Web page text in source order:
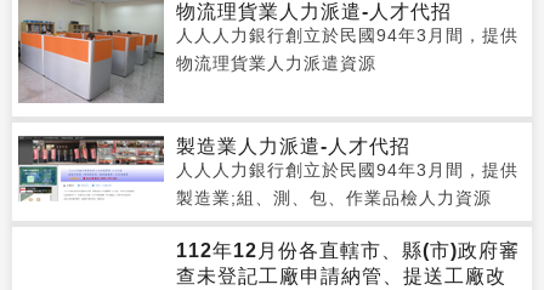
物流理貨業人力派遣-人才代招
人人人力銀行創立於民國94年3月間，提供
物流理貨業人力派遣資源
製造業人力派遣-人才代招
人人人力銀行創立於民國94年3月間，提供
製造業;組、測、包、作業品檢人力資源
112年12月份各直轄市、縣(市)政府審
查未登記工廠申請納管、提送工廠改